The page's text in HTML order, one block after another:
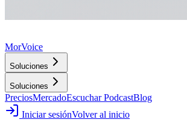
MorVoice
Soluciones
Soluciones
PreciosMercadoEscuchar PodcastBlog
Iniciar sesiónVolver al inicio